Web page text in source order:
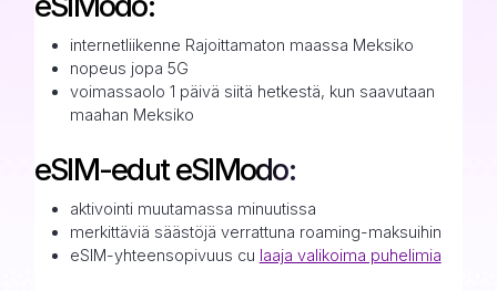
internetliikenne Rajoittamaton maassa Meksiko
nopeus jopa 5G
voimassaolo 1 päivä siitä hetkestä, kun saavutaan
maahan Meksiko
eSIM-edut eSIModo:
aktivointi muutamassa minuutissa
merkittäviä säästöjä verrattuna roaming-maksuihin
eSIM-yhteensopivuus cu laaja valikoima puhelimia